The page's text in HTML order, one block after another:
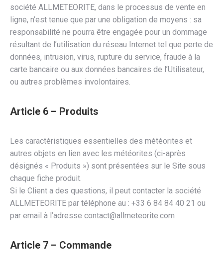
société ALLMETEORITE, dans le processus de vente en
ligne, n’est tenue que par une obligation de moyens : sa
responsabilité ne pourra être engagée pour un dommage
résultant de l’utilisation du réseau Internet tel que perte de
données, intrusion, virus, rupture du service, fraude à la
carte bancaire ou aux données bancaires de l’Utilisateur,
ou autres problèmes involontaires.
Article 6 – Produits
Les caractéristiques essentielles des météorites et
autres objets en lien avec les météorites (ci-après
désignés « Produits ») sont présentées sur le Site sous
chaque fiche produit.
Si le Client a des questions, il peut contacter la société
ALLMETEORITE par téléphone au : +33 6 84 84 40 21 ou
par email à l’adresse contact@allmeteorite.com
Article 7 – Commande